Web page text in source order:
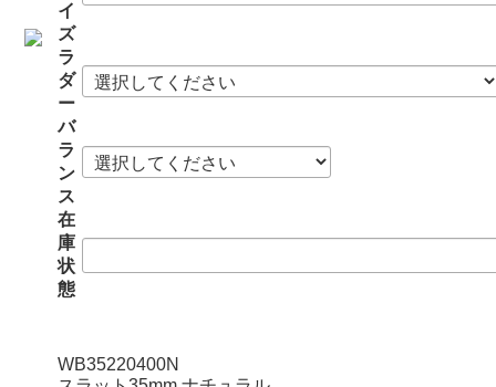
イ
ズ
ラ
ダ
ー
バ
ラ
ン
ス
在
庫
状
態
WB35220400N